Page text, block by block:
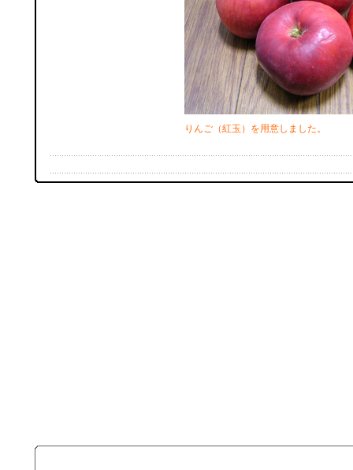
りんご（紅玉）を用意しました。